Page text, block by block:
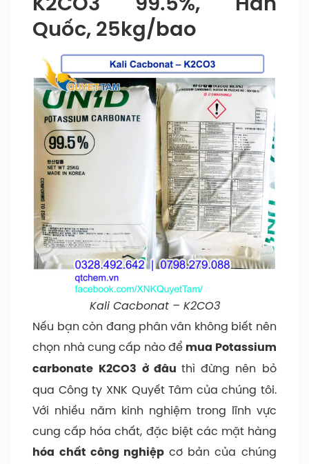
Quốc, 25kg/bao
Kali Cacbonat – K2CO3
Nếu bạn còn đang phân vân không biết nên
chọn nhà cung cấp nào để mua Potassium
carbonate K2CO3 ở đâuthì đừng nên bỏ
qua Công ty XNK Quyết Tâm của chúng tôi.
Với nhiều năm kinh nghiệm trong lĩnh vực
cung cấp hóa chất, đặc biệt các mặt hàng
hóa chất công nghiệpcơ bản của chúng